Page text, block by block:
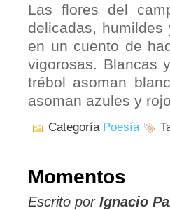
Las flores del
delicadas,
en un cuento de
vigorosas. Blancas
trébol asoman
asoman azules y
Categoría Poesía
Momentos
Escrito por Ignacio